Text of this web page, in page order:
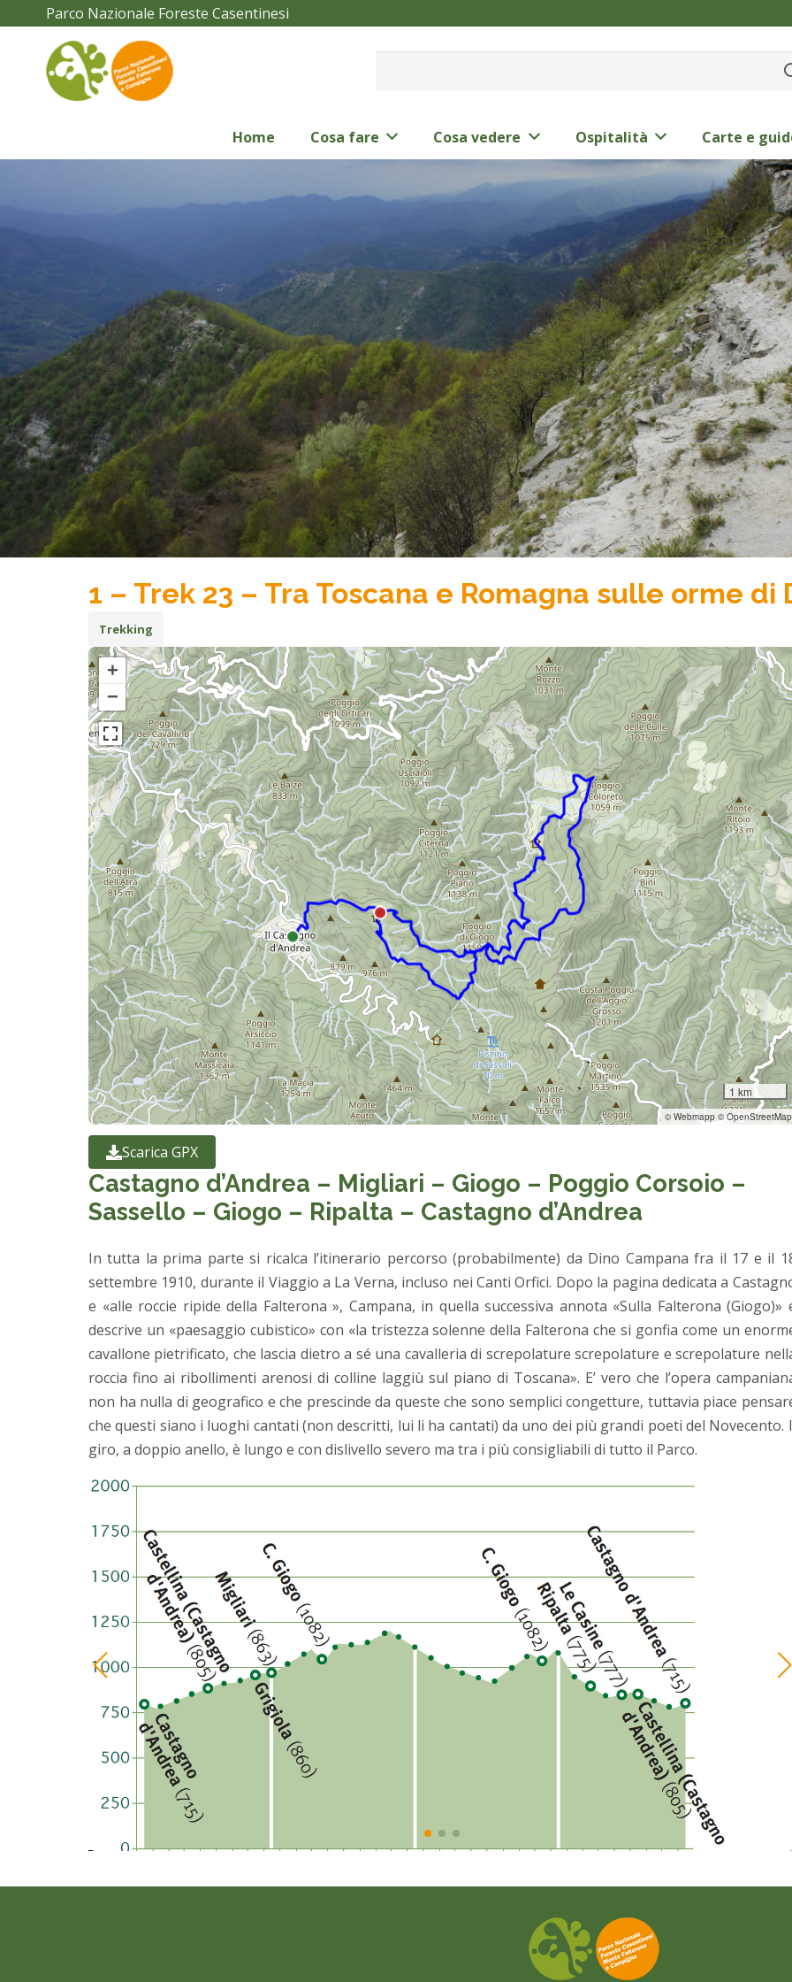
Parco Nazionale Foreste Casentinesi
Home Cosa fare Cosa vedere Ospitalità Carte e
1 – Trek 23 – Tra Toscana e Romagna sulle orme di
Trekking
+
−
1 km
© Webmapp © OpenStreetMap
Scarica GPX
Castagno d’Andrea – Migliari – Giogo – Poggio Corsoio –
Sassello – Giogo – Ripalta – Castagno d’Andrea
In tutta la prima parte si ricalca l’itinerario percorso (probabilmente) da Dino Campana fra il 17 e il
settembre 1910, durante il Viaggio a La Verna, incluso nei Canti Orfici. Dopo la pagina dedicata a
e «alle roccie ripide della Falterona », Campana, in quella successiva annota «Sulla Falterona (Giogo)»
descrive un «paesaggio cubistico» con «la tristezza solenne della Falterona che si gonfia come un
cavallone pietrificato, che lascia dietro a sé una cavalleria di screpolature screpolature e screpolature
roccia fino ai ribollimenti arenosi di colline laggiù sul piano di Toscana». E’ vero che l’opera
non ha nulla di geografico e che prescinde da queste che sono semplici congetture, tuttavia piace
che questi siano i luoghi cantati (non descritti, lui li ha cantati) da uno dei più grandi poeti del Novecento.
giro, a doppio anello, è lungo e con dislivello severo ma tra i più consigliabili di tutto il Parco.